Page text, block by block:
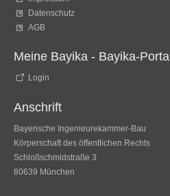
Datenschutz
AGB
Meine Bayika - Bayika-Portal
Login
Anschrift
Bayerische Ingenieurekammer-Bau
Körperschaft des öffentlichen Rechts
Schloßschmidstraße 3
80639 München